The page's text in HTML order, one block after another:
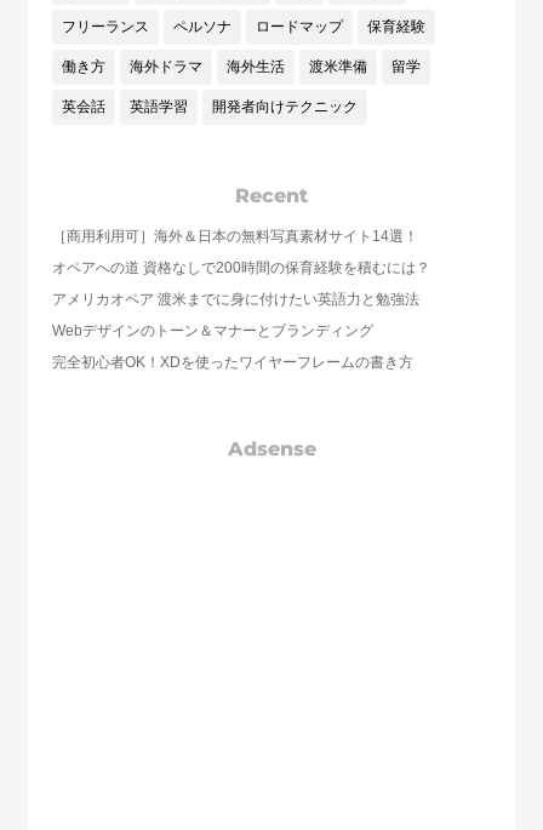
フリーランス ペルソナ ロードマップ 保育経験
働き方 海外ドラマ 海外生活 渡米準備 留学
英会話 英語学習 開発者向けテクニック
Recent
［商用利用可］海外＆日本の無料写真素材サイト14選！
オペアへの道 資格なしで200時間の保育経験を積むには？
アメリカオペア 渡米までに身に付けたい英語力と勉強法
Webデザインのトーン＆マナーとブランディング
完全初心者OK！XDを使ったワイヤーフレームの書き方
Adsense